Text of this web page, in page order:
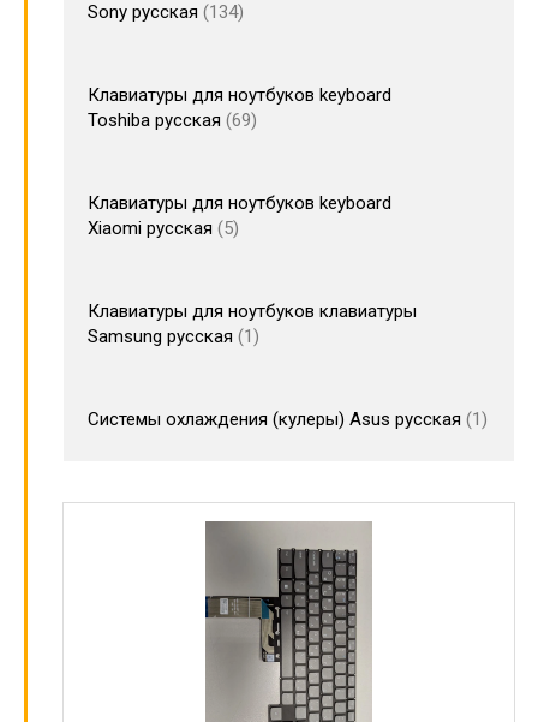
Sony русская
134
Клавиатуры для ноутбуков keyboard
Toshiba русская 69
Клавиатуры для ноутбуков keyboard
Xiaomi русская
5
Клавиатуры для ноутбуков клавиатуры
Samsung русская
1
Системы охлаждения (кулеры) Asus русская 1